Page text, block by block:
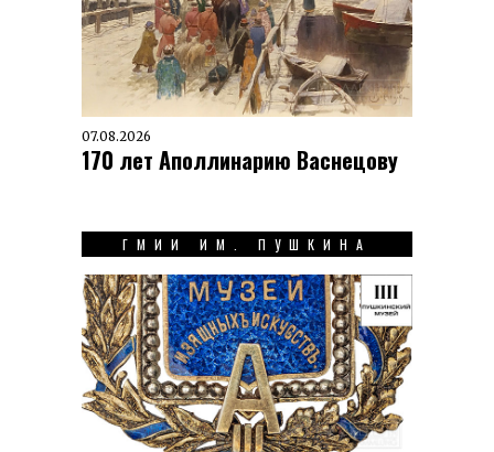
07.08.2026
170 лет Аполлинарию Васнецову
ГМИИ ИМ. ПУШКИНА